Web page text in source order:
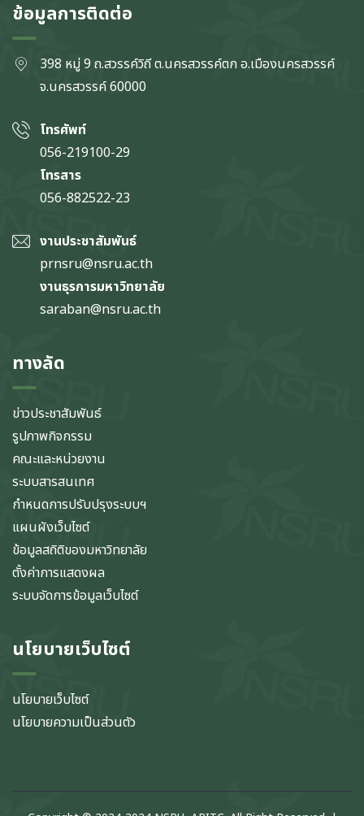
ข้อมูลการติดต่อ
398 หมู่ 9 ถ.สวรรค์วิถี ต.นครสวรรค์ตก อ.เมืองนครสวรรค์
จ.นครสวรรค์60000
โทรศัพท์
056-219100-29
โทรสาร
056-882522-23
งานประชาสัมพันธ์
prnsru@nsru.ac.th
งานธุรการมหาวิทยาลัย
saraban@nsru.ac.th
ทางลัด
ข่าวประชาสัมพันธ์
รูปภาพกิจกรรม
คณะและหน่วยงาน
ระบบสารสนเทศ
กำหนดการปรับปรุงระบบฯ
แผนผังเว็บไซต์
ข้อมูลสถิติของมหาวิทยาลัย
ตั้งค่าการแสดงผล
ระบบจัดการข้อมูลเว็บไซต์
นโยบายเว็บไซต์
นโยบายเว็บไซต์
นโยบายความเป็นส่วนตัว